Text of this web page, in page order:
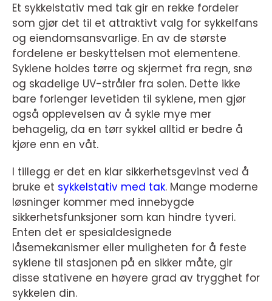
Et sykkelstativ med tak gir en rekke fordeler
som gjør det til et attraktivt valg for sykkelfans
og eiendomsansvarlige. En av de største
fordelene er beskyttelsen mot elementene.
Syklene holdes tørre og skjermet fra regn, snø
og skadelige UV-stråler fra solen. Dette ikke
bare forlenger levetiden til syklene, men gjør
også opplevelsen av å sykle mye mer
behagelig, da en tørr sykkel alltid er bedre å
kjøre enn en våt.
I tillegg er det en klar sikkerhetsgevinst ved å
bruke et sykkelstativ med tak. Mange moderne
løsninger kommer med innebygde
sikkerhetsfunksjoner som kan hindre tyveri.
Enten det er spesialdesignede
låsemekanismer eller muligheten for å feste
syklene til stasjonen på en sikker måte, gir
disse stativene en høyere grad av trygghet for
sykkelen din.